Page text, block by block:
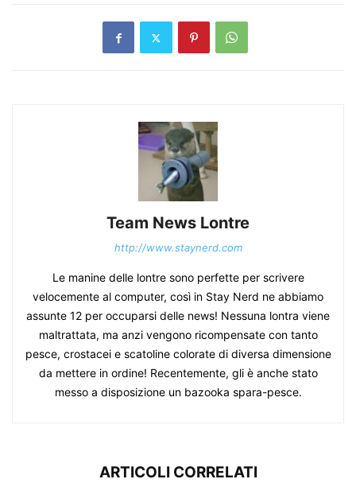
Team News Lontre
http://www.staynerd.com
Le manine delle lontre sono perfette per scrivere
velocemente al computer, così in Stay Nerd ne abbiamo
assunte 12 per occuparsi delle news! Nessuna lontra viene
maltrattata, ma anzi vengono ricompensate con tanto
pesce, crostacei e scatoline colorate di diversa dimensione
da mettere in ordine! Recentemente, gli è anche stato
messo a disposizione un bazooka spara-pesce.
ARTICOLI CORRELATI